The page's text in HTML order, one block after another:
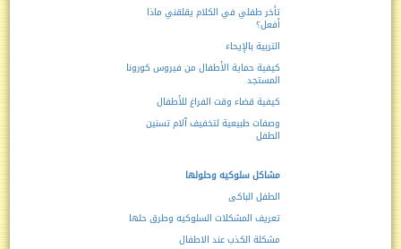
تأخر طفلي في الكلام يقلقني ماذا
أفعل؟
التربية بالإيحاء
كيفية حماية الأطفال من فيروس كورونا
المستجد
كيفية قضاء وقت الفراغ للأطفال
وصفات طبيعية لتخفيف آلام تسنين
الطفل
مشاكل سلوكيه وحلولها
الطفل الباكى
تعريف المشكلات السلوكيه وطرق حلها
مشكلة الكذب عند الاطفال